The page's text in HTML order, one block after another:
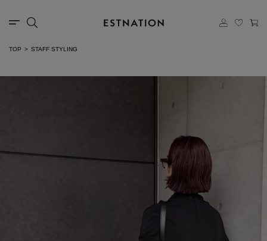
TOP STAFF STYLING